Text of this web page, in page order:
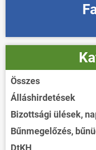
Összes
Álláshirdetések
Bizottsági ülések,
Bűnmegelőzés,